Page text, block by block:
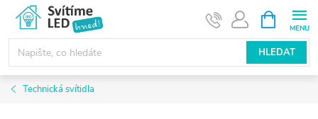
obsah
HLEDAT
NÁKUPNÍ
KOŠÍK
Technická svítidla